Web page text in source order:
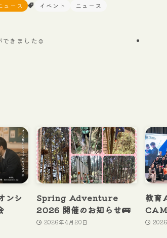
ュース イベント ニュース
できました☺️
ンシ
Spring Adventure
2026 開催のお知らせ🚌
2026年4月20日
教育